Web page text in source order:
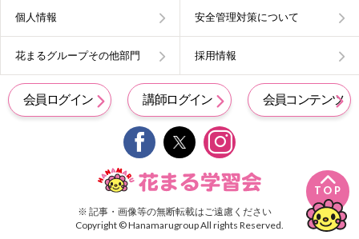
TOP
個人情報 安全管理対策について
花まるグループその他部門 採用情報
会員ログイン 講師ログイン 会員コンテンツ
 
※ 記事・画像等の無断転載はご遠慮ください
Copyright © Hanamarugroup All rights Reserved.